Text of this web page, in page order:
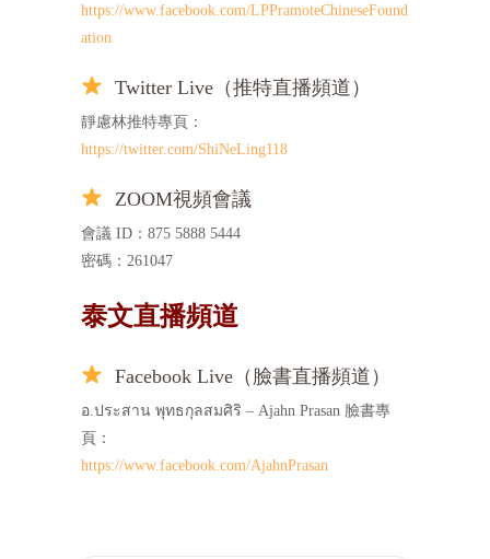
https://www.facebook.com/LPPramoteChineseFound
ation
Twitter Live（推特直播頻道）
靜慮林推特專頁：
https://twitter.com/ShiNeLing118
ZOOM視頻會議
會議 ID：875 5888 5444
密碼：261047
泰文直播頻道
Facebook Live（臉書直播頻道）
อ.ประสาน พุทธกุลสมศิริ – Ajahn Prasan 臉書專
頁：
https://www.facebook.com/AjahnPrasan